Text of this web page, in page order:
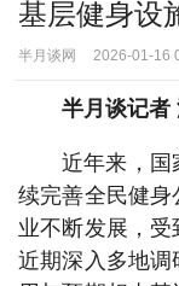
基层健身设
半月谈网 2026-01-16
半月谈记者
近年来，国
续完善全民健
业不断发展，
近期深入多地